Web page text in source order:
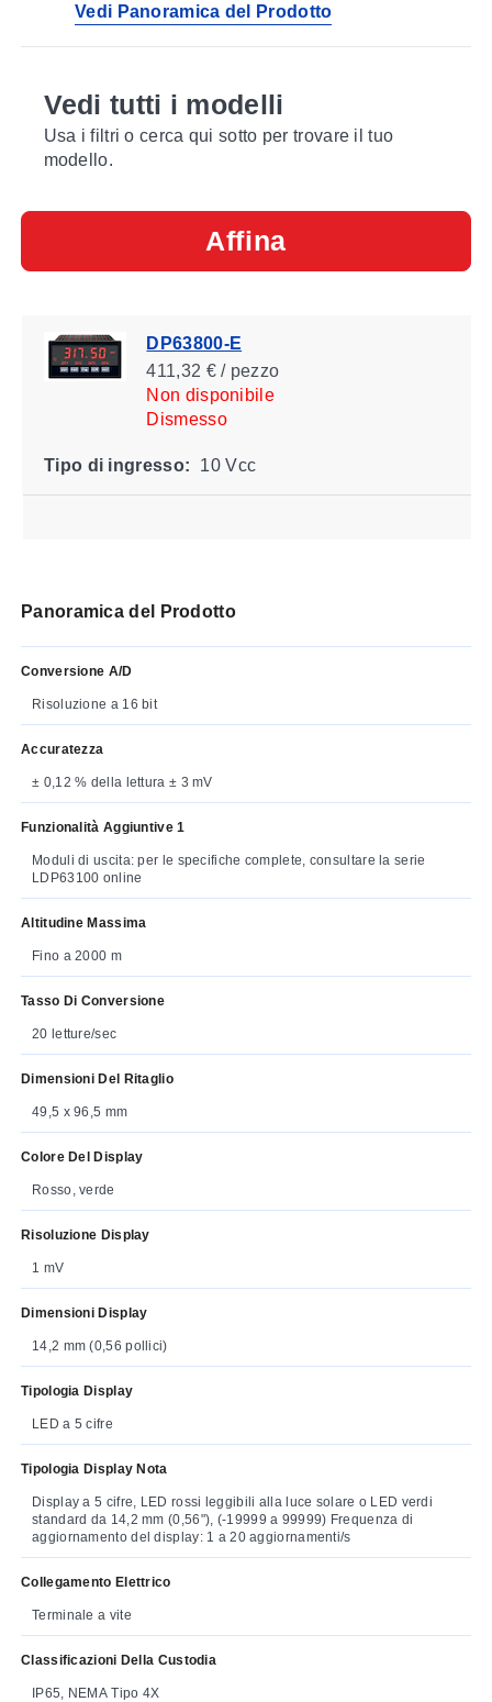
Vedi Panoramica del Prodotto
Vedi tutti i modelli
Usa i filtri o cerca qui sotto per trovare il tuo
modello.
Affina
DP63800-E
411,32 € / pezzo
Non disponibile
Dismesso
Tipo di ingresso: 10 Vcc
Panoramica del Prodotto
Conversione A/D
Risoluzione a 16 bit
Accuratezza
± 0,12 % della lettura ± 3 mV
Funzionalità Aggiuntive 1
Moduli di uscita: per le specifiche complete, consultare la serie
LDP63100 online
Altitudine Massima
Fino a 2000 m
Tasso Di Conversione
20 letture/sec
Dimensioni Del Ritaglio
49,5 x 96,5 mm
Colore Del Display
Rosso, verde
Risoluzione Display
1 mV
Dimensioni Display
14,2 mm (0,56 pollici)
Tipologia Display
LED a 5 cifre
Tipologia Display Nota
Display a 5 cifre, LED rossi leggibili alla luce solare o LED verdi
standard da 14,2 mm (0,56"), (-19999 a 99999) Frequenza di
aggiornamento del display: 1 a 20 aggiornamenti/s
Collegamento Elettrico
Terminale a vite
Classificazioni Della Custodia
IP65, NEMA Tipo 4X